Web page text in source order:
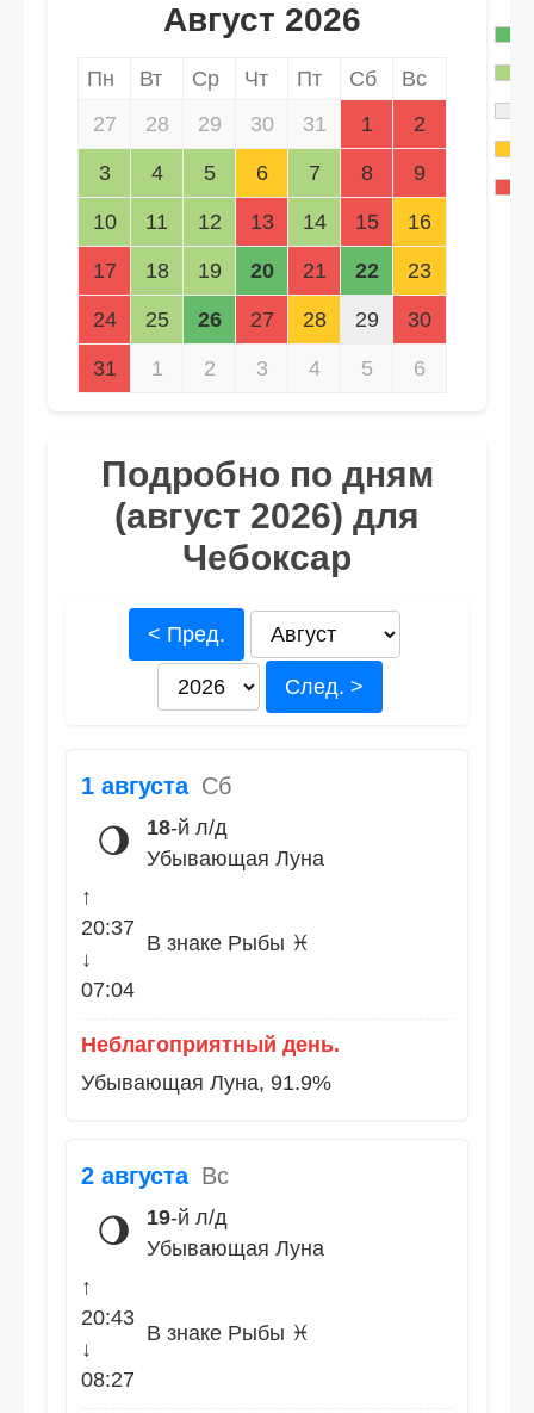
Август 2026
Пн Вт Ср Чт Пт Сб
Вс
27
28 29 30 31 1 2
3 4 5 6 7 8 9
10 11 12 13 14 15 16
17 18 19 20 21 22 23
24 25 26 27 28 29 30
31 1 2 3 4 5 6
Подробно по дням
(август 2026) для
Чебоксар
< Пред.
След. >
1 августа Сб
🌖 18-й л/д
Убывающая Луна
↑
20:37
↓
07:04
В знаке Рыбы ♓
Неблагоприятный день.
Убывающая Луна, 91.9%
2 августа Вс
🌖 19-й л/д
Убывающая Луна
↑
20:43
↓
08:27
В знаке Рыбы ♓